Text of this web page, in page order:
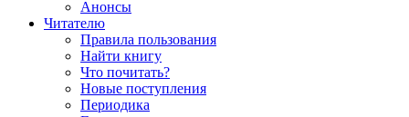
Анонсы
Читателю
Правила пользования
Найти книгу
Что почитать?
Новые поступления
Периодика